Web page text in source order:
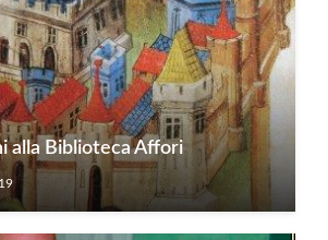
alla Biblioteca Affori